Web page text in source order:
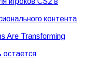
контента
Are Transforming
остается